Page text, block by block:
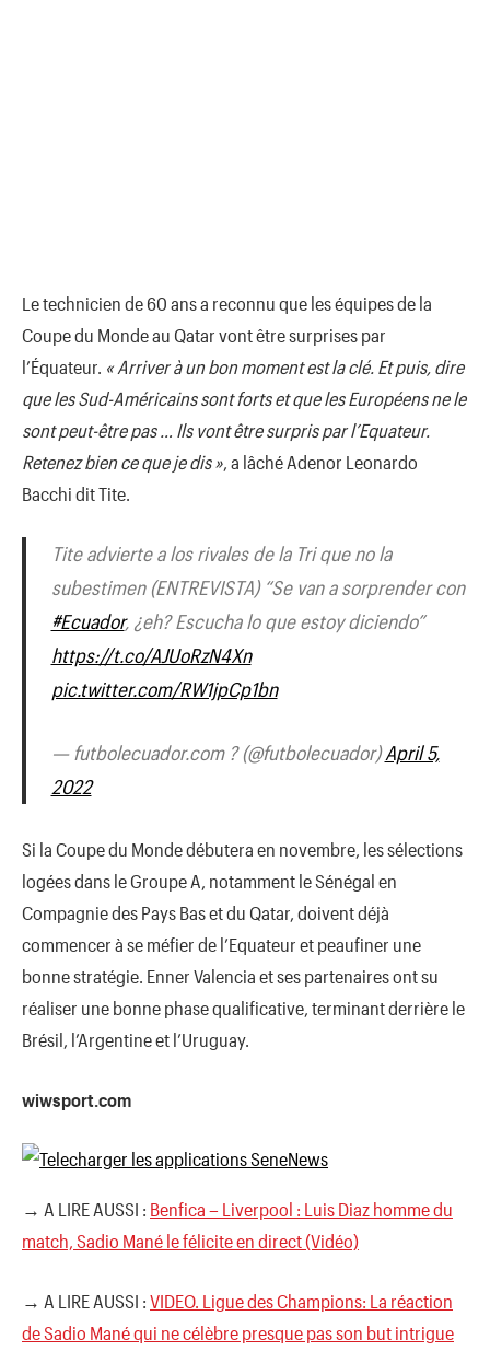
Le technicien de 60 ans a reconnu que les équipes de la
Coupe du Monde au Qatar vont être surprises par
l’Équateur. « Arriver à un bon moment est la clé. Et puis, dire
que les Sud-Américains sont forts et que les Européens ne le
sont peut-être pas … Ils vont être surpris par l’Equateur.
Retenez bien ce que je dis » , a lâché Adenor Leonardo
Bacchi dit Tite.
Tite advierte a los rivales de la Tri que no la
subestimen (ENTREVISTA) “Se van a sorprender con
#Ecuador, ¿eh? Escucha lo que estoy diciendo”
https://t.co/AJUoRzN4Xn
pic.twitter.com/RW1jpCp1bn
— futbolecuador.com ? (@futbolecuador)April 5,
2022
Si la Coupe du Monde débutera en novembre, les sélections
logées dans le Groupe A, notamment le Sénégal en
Compagnie des Pays Bas et du Qatar, doivent déjà
commencer à se méfier de l’Equateur et peaufiner une
bonne stratégie. Enner Valencia et ses partenaires ont su
réaliser une bonne phase qualificative, terminant derrière le
Brésil, l’Argentine et l’Uruguay.
wiwsport.com
→ A LIRE AUSSI : Benfica – Liverpool : Luis Diaz homme du
match, Sadio Mané le félicite en direct (Vidéo)
→ A LIRE AUSSI : VIDEO. Ligue des Champions: La réaction
de Sadio Mané qui ne célèbre presque pas son but intrigue